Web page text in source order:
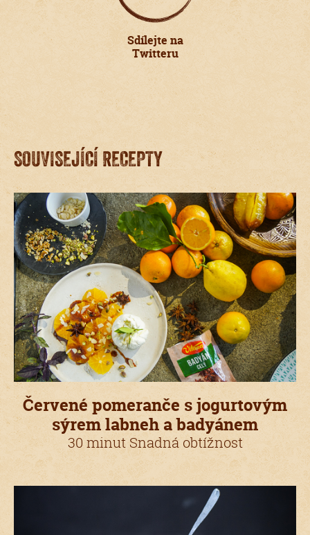
Sdílejte na
Twitteru
SOUVISEJÍCÍ RECEPTY
Červené pomeranče s jogurtovým
sýrem labneh a badyánem
30 minut Snadná obtížnost